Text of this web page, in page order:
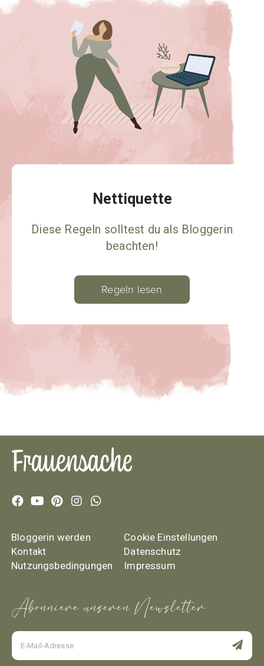
Nettiquette
Diese Regeln solltest du als Bloggerin
beachten!
Regeln lesen
Bloggerin werden
Kontakt
Nutzungsbedingungen
Cookie Einstellungen
Datenschutz
Impressum
Abonniere unseren Newsletter